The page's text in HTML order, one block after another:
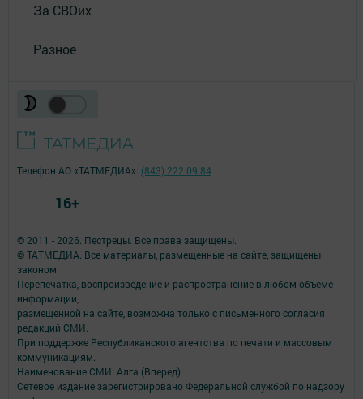
За СВОих
Разное
© 2011 - 2026. Пестрецы. Все права защищены.
© ТАТМЕДИА. Все материалы, размещенные на сайте, защищены
законом.
Перепечатка, воспроизведение и распространение в любом объеме
информации,
размещенной на сайте, возможна только с письменного согласия
редакций СМИ.
При поддержке Республиканского агентства по печати и массовым
коммуникациям.
Наименование СМИ: Алга (Вперед)
Сетевое издание зарегистрировано Федеральной службой по надзору
Телефон АО «ТАТМЕДИА»: (843) 222 09 84
16+